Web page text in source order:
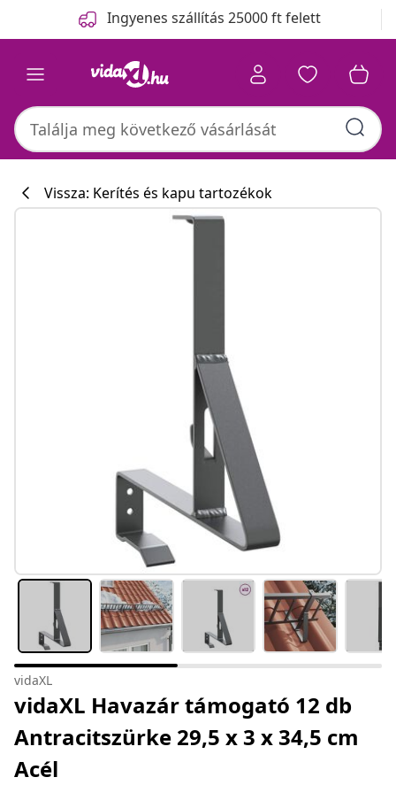
Ingyenes szállítás 25000 ft felett
Vissza: Kerítés és kapu tartozékok
vidaXL
vidaXL Havazár támogató 12 db
Antracitszürke 29,5 x 3 x 34,5 cm
Acél